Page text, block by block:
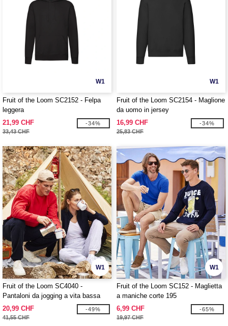
W1
Fruit of the Loom SC2152 - Felpa
leggera
21,99 CHF
33,43 CHF
-34%
W1
Fruit of the Loom SC2154 - Maglione
da uomo in jersey
16,99 CHF
25,83 CHF
-34%
W1
Fruit of the Loom SC4040 -
Pantaloni da jogging a vita bassa
20,99 CHF
41,55 CHF
-49%
W1
Fruit of the Loom SC152 - Maglietta
a maniche corte 195
6,99 CHF
19,97 CHF
-65%